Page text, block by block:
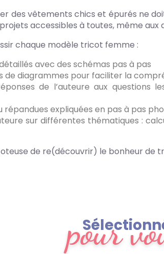
des vêtements chics et épurés ne
accessibles à toutes, même aux
chaque modèle tricot femme :
avec des schémas pas à pas
de diagrammes pour faciliter la
de l’auteure aux questions
expliquées en pas à pas
sur différentes thématiques :
de re(découvrir) le bonheur de
pour